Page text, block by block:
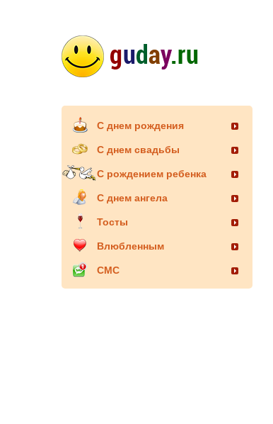
С днем рождения
С днем свадьбы
С рождением ребенка
С днем ангела
Тосты
Влюбленным
СМС